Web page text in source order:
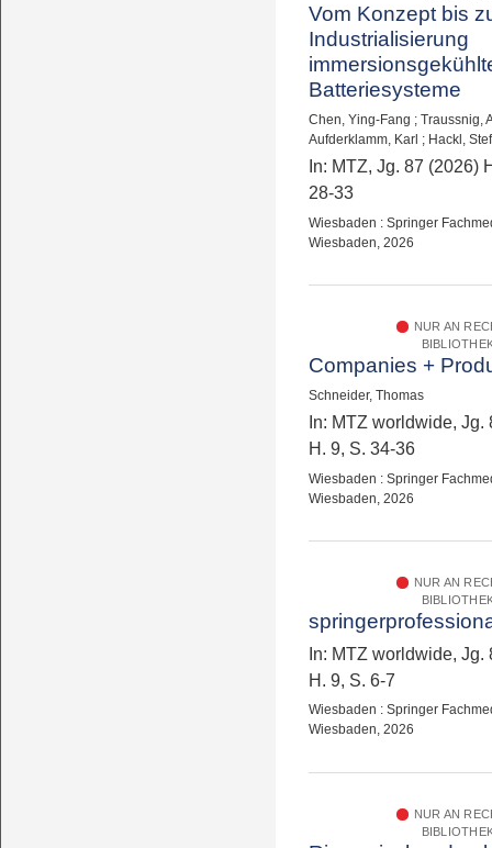
Vom Konzept bis
Industrialisierung
Batteriesysteme
Chen, Ying-Fang ; Traussnig,
Aufderklamm, Karl ; Hackl,
In: MTZ, Jg. 87 (2026)
28-33
Wiesbaden : Springer
Wiesbaden, 2026
NUR AN
Companies +
Schneider, Thomas
In: MTZ worldwide, Jg.
H. 9, S. 34-36
Wiesbaden : Springer
Wiesbaden, 2026
NUR AN
In: MTZ worldwide, Jg.
H. 9, S. 6-7
Wiesbaden : Springer
Wiesbaden, 2026
NUR AN